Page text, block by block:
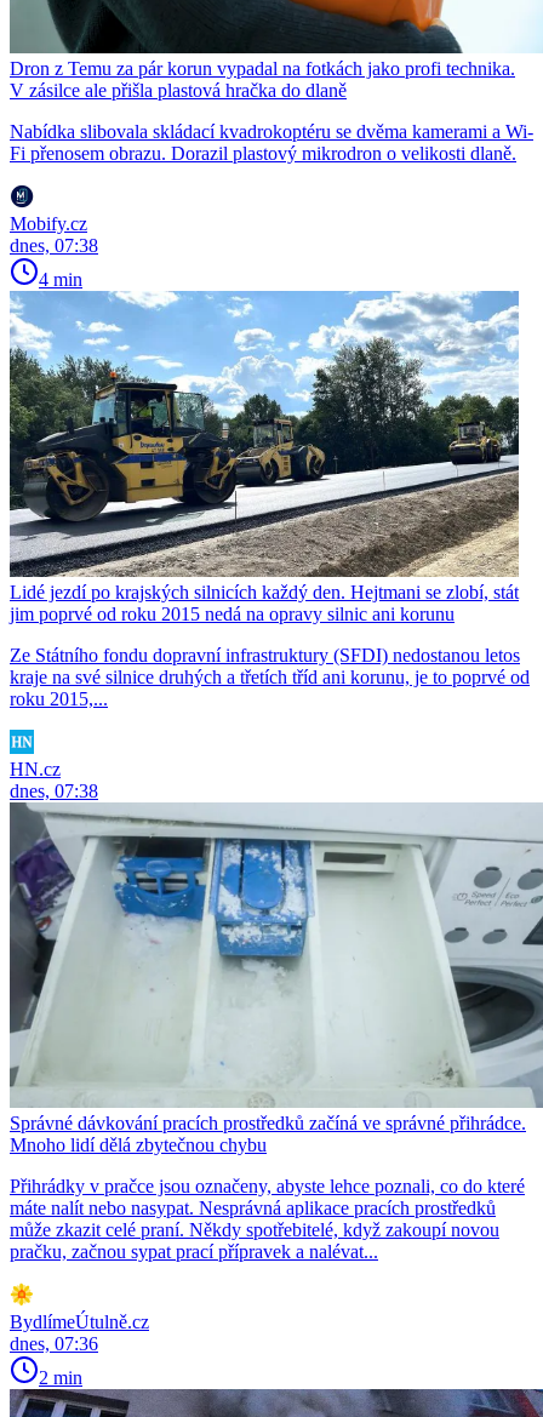
Dron z Temu za pár korun vypadal na fotkách jako profi technika.
V zásilce ale přišla plastová hračka do dlaně
Nabídka slibovala skládací kvadrokoptéru se dvěma kamerami a Wi-
Fi přenosem obrazu. Dorazil plastový mikrodron o velikosti dlaně.
Mobify.cz
dnes, 07:38
4 min
Lidé jezdí po krajských silnicích každý den. Hejtmani se zlobí, stát
jim poprvé od roku 2015 nedá na opravy silnic ani korunu
Ze Státního fondu dopravní infrastruktury (SFDI) nedostanou letos
kraje na své silnice druhých a třetích tříd ani korunu, je to poprvé od
roku 2015,...
HN.cz
dnes, 07:38
Správné dávkování pracích prostředků začíná ve správné přihrádce.
Mnoho lidí dělá zbytečnou chybu
Přihrádky v pračce jsou označeny, abyste lehce poznali, co do které
máte nalít nebo nasypat. Nesprávná aplikace pracích prostředků
může zkazit celé praní. Někdy spotřebitelé, když zakoupí novou
pračku, začnou sypat prací přípravek a nalévat...
BydlímeÚtulně.cz
dnes, 07:36
2 min